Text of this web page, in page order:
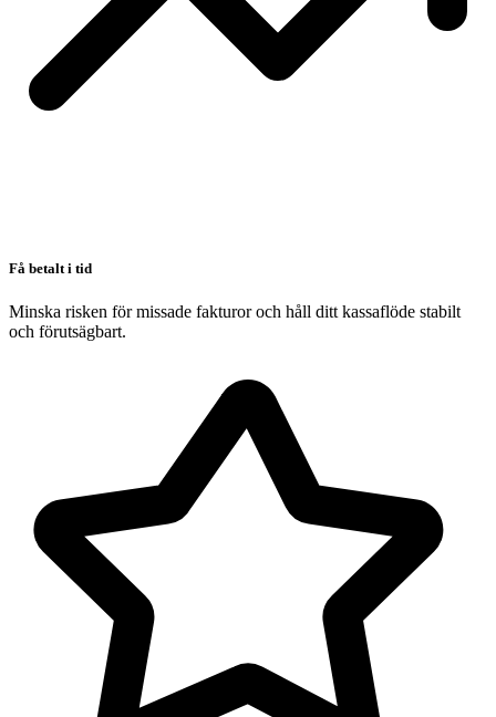
Få betalt i tid
Minska risken för missade fakturor och håll ditt kassaflöde stabilt
och förutsägbart.